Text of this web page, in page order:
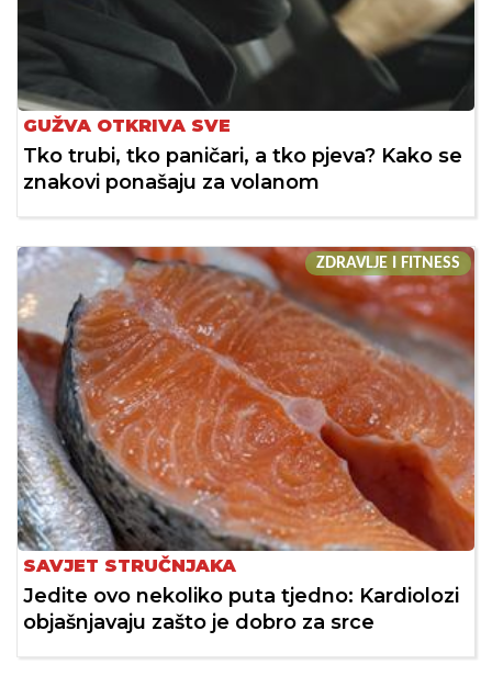
GUŽVA OTKRIVA SVE
Tko trubi, tko paničari, a tko pjeva? Kako se
znakovi ponašaju za volanom
ZDRAVLJE I FITNESS
SAVJET STRUČNJAKA
Jedite ovo nekoliko puta tjedno: Kardiolozi
objašnjavaju zašto je dobro za srce